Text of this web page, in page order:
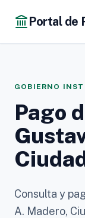
Portal de
GOBIERNO
Pago
Consulta y
A. Madero,